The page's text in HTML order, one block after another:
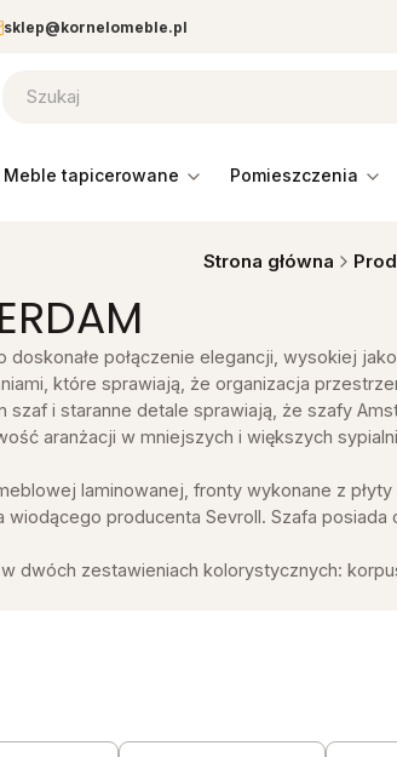
sklep@kornelomeble.pl
meble tapicerowane pomieszczenia
Strona główna
doskonałe połączenie elegancji, wysokiej
które sprawiają, że organizacja
szaf i staranne detale sprawiają, że szafy
aranżacji w mniejszych i większych
laminowanej, fronty wykonane z
wiodącego producenta Sevroll. Szafa posiada
dwóch zestawieniach kolorystycznych: